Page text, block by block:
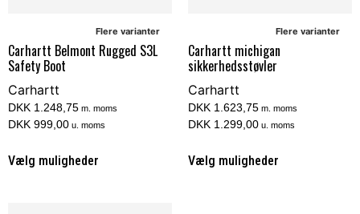
Flere varianter
Carhartt Belmont Rugged S3L
Safety Boot
Carhartt
DKK 1.248,75 m. moms
DKK 999,00 u. moms
Vælg muligheder
Flere varianter
Carhartt michigan
sikkerhedsstøvler
Carhartt
DKK 1.623,75 m. moms
DKK 1.299,00 u. moms
Vælg muligheder